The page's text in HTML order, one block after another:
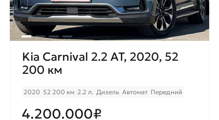
Kia Carnival 2.2 AT, 2020, 52
200 км
2020 52 200 км 2.2 л. Дизель Автомат Передний
4.200.000₽